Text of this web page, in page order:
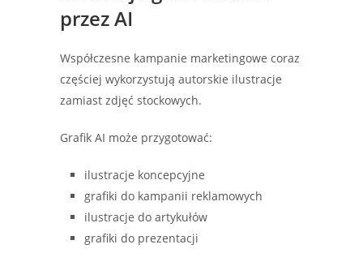
przez AI
Współczesne kampanie marketingowe coraz
częściej wykorzystują autorskie ilustracje
zamiast zdjęć stockowych.
Grafik AI może przygotować:
ilustracje koncepcyjne
grafiki do kampanii reklamowych
ilustracje do artykułów
grafiki do prezentacji